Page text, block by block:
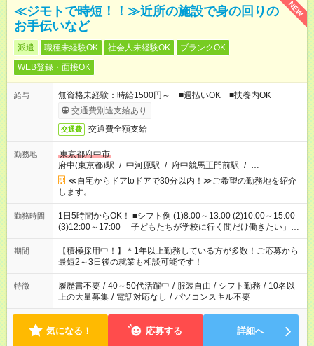
NEW
≪ジモトで時短！！≫近所の施設で身の回りの
お手伝いなど
派遣 職種未経験OK 社会人未経験OK
ブランクOK
WEB登録・面接OK
給与
無資格未経験：時給1500円～ ■週払いOK ■扶養内OK
交通費別途支給あり
交通費 交通費全額支給
勤務地
東京都府中市
府中(東京都)駅 / 中河原駅 / 府中競馬正門前駅 / …
≪自宅からドアtoドアで30分以内！≫ご希望の勤務地を紹介
します。
勤務時間
1日5時間からOK！ ■シフト例 (1)8:00～13:00 (2)10:00～15:00
(3)12:00～17:00 「子どもたちが学校に行く間だけ働きたい」
「余裕を持って夕飯の準備がしたい」 「午前中は働いて、午後
はプライベートの時間にしたい」 など、ご希望を教えてくださ
いね。 ※Wワーク希望の方へ 今ご覧のお仕事で希望する勤務時
間と、もう1つのお仕事の勤務時間。 合計で週40時間を超える
場合は応募できません。
期間
【積極採用中！】＊1年以上勤務している方が多数！ご応募から
最短2～3日後の就業も相談可能です！
特徴 履歴書不要 / 40～50代活躍中 / 服装自由 / シフト勤務 / 10名以
上の大量募集 / 電話対応なし / パソコンスキル不要
気になる！ 応募する 詳細へ